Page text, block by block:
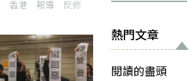
香港 報導
反修
熱門文章
閱讀的盡頭